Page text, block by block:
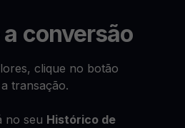
conversão
clique no botão
transação.
no seu Histórico de